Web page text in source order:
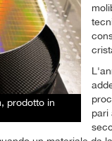
prodotto in
pari